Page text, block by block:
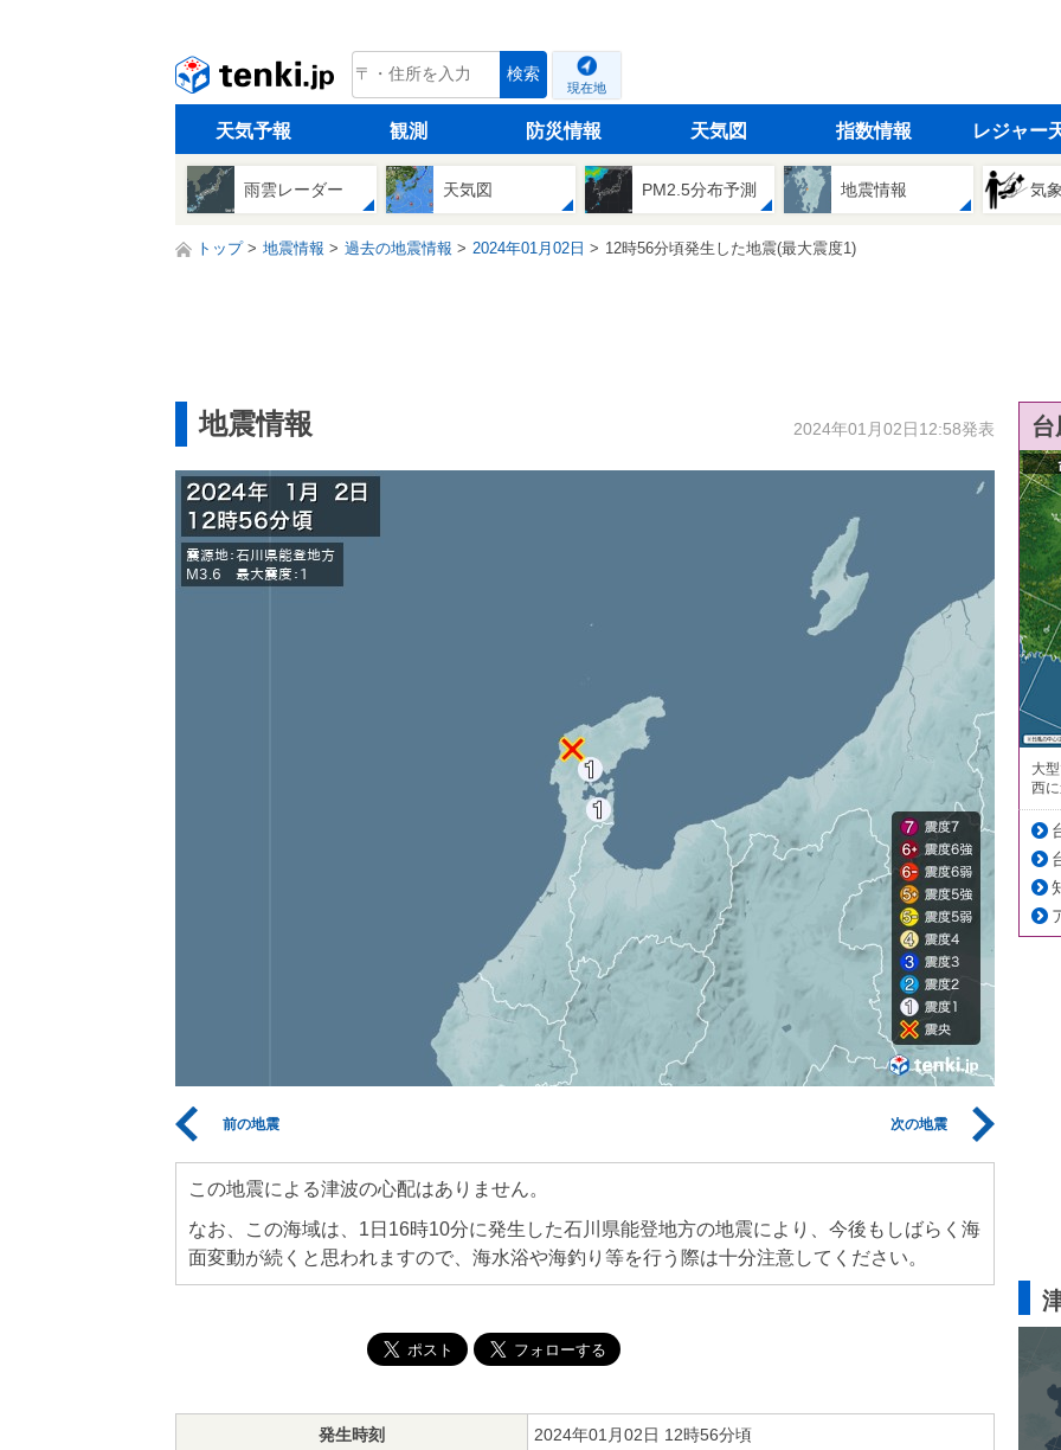
tenki.jp 検索
現在地
天気予報 観測 防災情報 天気図 指数情報 レジャー
雨雲レーダー 天気図 PM2.5分布予測 地震情報 気
トップ 地震情報 過去の地震情報 2024年01月02日 12時56分頃発生した地震(最大震度1)
地震情報 2024年01月02日12:58発表
前の地震 次の地震
この地震による津波の心配はありません。
なお、この海域は、1日16時10分に発生した石川県能登地方の地震により、今後もしばらく海
面変動が続くと思われますので、海水浴や海釣り等を行う際は十分注意してください。
発生時刻 2024年01月02日 12時56分頃
大
西